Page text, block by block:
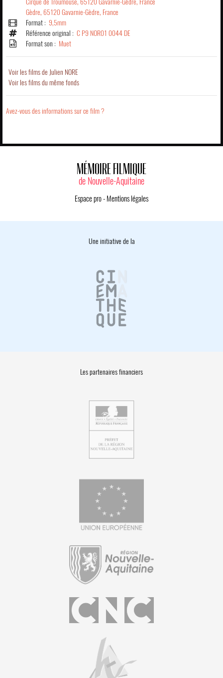
Gèdre, 65120 Gavarnie-Gèdre, France
Format : 9,5mm
Référence original : C P9 NOR01 0044 DE
Format son : Muet
Voir les films de Julien NORE
Voir les films du même fonds
Avez-vous des informations sur ce film ?
MÉMOIRE FILMIQUE
de Nouvelle-Aquitaine
Espace pro- Mentions légales
Une initiative de la
Les partenaires financiers